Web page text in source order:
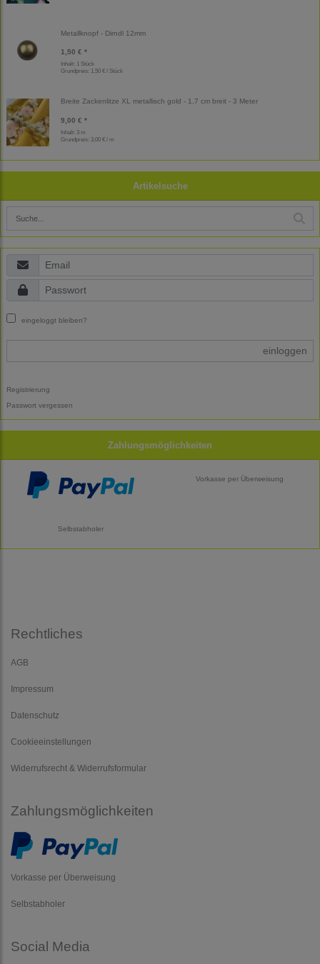
Metallknopf - Dirndl 12mm
1,50 € *
Inhalt: 1 Stück
Grundpreis: 1,50 € / Stück
Breite Zackenlitze XL metallisch gold - 1,7 cm breit - 3 Meter
9,00 € *
Inhalt: 3 m
Grundpreis: 3,00 € / m
Artikelsuche
eingeloggt bleiben?
einloggen
Registrierung
Passwort vergessen
Zahlungsmöglichkeiten
Vorkasse per Überweisung
Selbstabholer
Rechtliches
AGB
Impressum
Datenschutz
Cookieeinstellungen
Widerrufsrecht & Widerrufsformular
Zahlungsmöglichkeiten
Vorkasse per Überweisung
Selbstabholer
Social Media